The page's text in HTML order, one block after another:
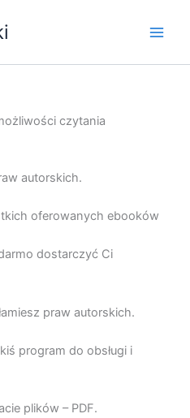
czytania
autorskich.
oferowanych ebooków
dostarczyć Ci
praw autorskich.
program do obsługi i
plików – PDF.